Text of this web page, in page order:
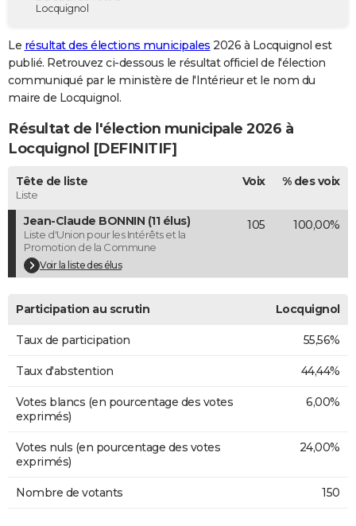
Destinations
City break
Voyage nature
Voyage de noces
Forum
GUIDES D'ACHAT
BONS PLANS
Carte de Noël
Carte Bonne année
Carte Saint-Valentin
Carte Pâques
Carte d'anniversaire
DICTIONNAIRE
Dictionnaire
Biographies
Citations
Expressions
Proverbes
PROGRAMME TV
COPAINS D'AVANT
S'inscrire
Se connecter
Lycées
Collèges
Primaires
Universités
Entreprises
Service militaire
Avis de recherche
AVIS DE DÉCÈS
FORUM
Bricolage
Lifestyle
Culture
Sport
Auto
Television
Voyage
Cinema
Locquignol
Le résultat des élections municipales 2026 à Locquignol est
publié. Retrouvez ci-dessous le résultat officiel de l'élection
communiqué par le ministère de l'Intérieur et le nom du
maire de Locquignol.
Résultat de l'élection municipale 2026 à
Locquignol [DEFINITIF]
Tête de liste
Liste
Voix % des voix
Jean-Claude BONNIN (11 élus)
Liste d'Union pour les Intérêts et la
Promotion de la Commune
Voir la liste des élus
105 100,00%
Participation au scrutin Locquignol
Taux de participation 55,56%
Taux d'abstention 44,44%
Votes blancs (en pourcentage des votes
exprimés)
6,00%
Votes nuls (en pourcentage des votes
exprimés)
24,00%
Nombre de votants 150